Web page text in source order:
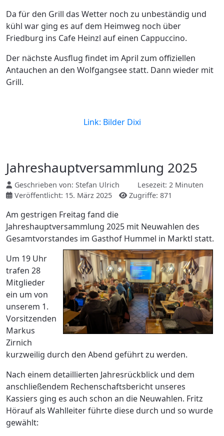
Da für den Grill das Wetter noch zu unbeständig und
kühl war ging es auf dem Heimweg noch über
Friedburg ins Cafe Heinzl auf einen Cappuccino.
Der nächste Ausflug findet im April zum offiziellen
Antauchen an den Wolfgangsee statt. Dann wieder mit
Grill.
Link: Bilder Dixi
Jahreshauptversammlung 2025
Geschrieben von: Stefan Ulrich
Lesezeit: 2 Minuten
Veröffentlicht: 15. März 2025
Zugriffe: 871
Am gestrigen Freitag fand die
Jahreshauptversammlung 2025 mit Neuwahlen des
Gesamtvorstandes im Gasthof Hummel in Marktl statt.
Um 19 Uhr
trafen 28
Mitglieder
ein um von
unserem 1.
Vorsitzenden
Markus
Zirnich
kurzweilig durch den Abend geführt zu werden.
Nach einem detaillierten Jahresrückblick und dem
anschließendem Rechenschaftsbericht unseres
Kassiers ging es auch schon an die Neuwahlen. Fritz
Hörauf als Wahlleiter führte diese durch und so wurde
gewählt: